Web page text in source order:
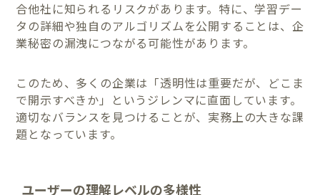
合他社に知られるリスクがあります。特に、学習デー
タの詳細や独自のアルゴリズムを公開することは、企
業秘密の漏洩につながる可能性があります。
このため、多くの企業は「透明性は重要だが、どこま
で開示すべきか」というジレンマに直面しています。
適切なバランスを見つけることが、実務上の大きな課
題となっています。
ユーザーの理解レベルの多様性